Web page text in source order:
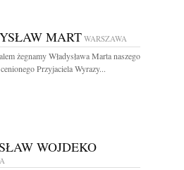
MART WARSZAWA
żegnamy Władysława Marta naszego
Przyjaciela Wyrazy...
WOJDEKO